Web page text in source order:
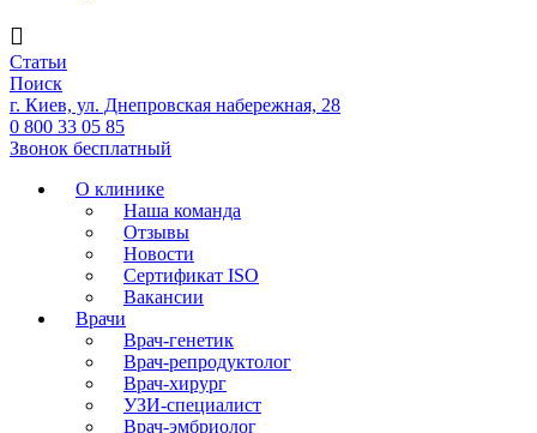
Статьи
Поиск
г. Киев, ул. Днепровская набережная, 28
0 800 33 05 85
Звонок бесплатный
О клинике
Наша команда
Отзывы
Новости
Сертификат ISO
Вакансии
Врачи
Врач-генетик
Врач-репродуктолог
Врач-хирург
УЗИ-специалист
Врач-эмбриолог